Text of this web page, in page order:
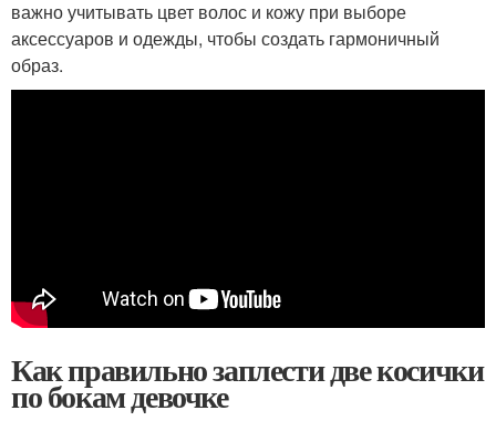
важно учитывать цвет волос и кожу при выборе
аксессуаров и одежды, чтобы создать гармоничный
образ.
Как правильно заплести две косички
по бокам девочке